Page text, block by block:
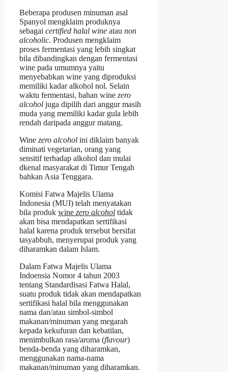
Beberapa produsen minuman asal
Spanyol mengklaim produknya
sebagai certified halal wine atau non
alcoholic. Produsen mengklaim
proses fermentasi yang lebih singkat
bila dibandingkan dengan fermentasi
wine pada umumnya yaitu
menyebabkan wine yang diproduksi
memiliki kadar alkohol nol. Selain
waktu fermentasi, bahan wine zero
alcohol juga dipilih dari anggur masih
muda yang memiliki kadar gula lebih
rendah daripada anggur matang.
Wine zero alcohol ini diklaim banyak
diminati vegetarian, orang yang
sensitif terhadap alkohol dan mulai
dkenal masyarakat di Timur Tengah
bahkan Asia Tenggara.
Komisi Fatwa Majelis Ulama
Indonesia (MUI) telah menyatakan
bila produk wine zero alcohol tidak
akan bisa mendapatkan sertifikasi
halal karena produk tersebut bersifat
tasyabbuh, menyerupai produk yang
diharamkan dalam Islam.
Dalam Fatwa Majelis Ulama
Indoensia Nomor 4 tahun 2003
tentang Standardisasi Fatwa Halal,
suatu produk tidak akan mendapatkan
sertifikasi halal bila menggunakan
nama dan/atau simbol-simbol
makanan/minuman yang megarah
kepada kekufuran dan kebatilan,
menimbulkan rasa/aroma (flavour)
benda-benda yang diharamkan,
menggunakan nama-nama
makanan/minuman yang diharamkan.